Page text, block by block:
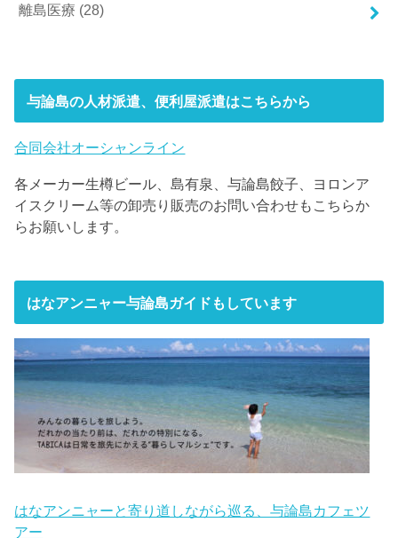
離島医療 (28)
与論島の人材派遣、便利屋派遣はこちらから
合同会社オーシャンライン
各メーカー生樽ビール、島有泉、与論島餃子、ヨロンア
イスクリーム等の卸売り販売のお問い合わせもこちらか
らお願いします。
はなアンニャー与論島ガイドもしています
はなアンニャーと寄り道しながら巡る、与論島カフェツ
アー